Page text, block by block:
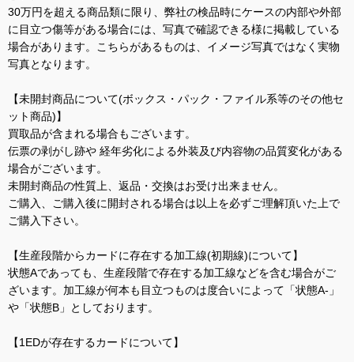
30万円を超える商品類に限り、弊社の検品時にケースの内部や外部
に目立つ傷等がある場合には、写真で確認できる様に掲載している
場合があります。こちらがあるものは、イメージ写真ではなく実物
写真となります。
【未開封商品について(ボックス・パック・ファイル系等のその他セ
ット商品)】
買取品が含まれる場合もございます。
伝票の剥がし跡や 経年劣化による外装及び内容物の品質変化がある
場合がございます。
未開封商品の性質上、返品・交換はお受け出来ません。
ご購入、ご購入後に開封される場合は以上を必ずご理解頂いた上で
ご購入下さい。
【生産段階からカードに存在する加工線(初期線)について】
状態Aであっても、生産段階で存在する加工線などを含む場合がご
ざいます。加工線が何本も目立つものは度合いによって「状態A-」
や「状態B」としております。
【1EDが存在するカードについて】